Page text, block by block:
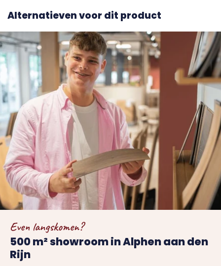
Alternatieven voor dit product
Even langskomen?
500 m² showroom in Alphen aan den
Rijn